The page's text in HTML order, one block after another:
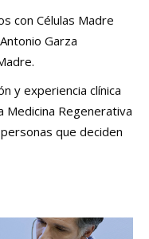
con Células Madre
Garza
y experiencia clínica
Medicina Regenerativa
que deciden